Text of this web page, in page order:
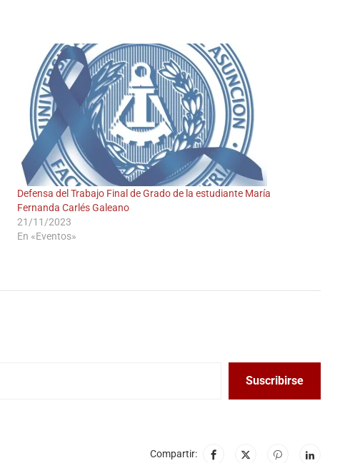
Defensa del Trabajo Final de Grado de la estudiante María
Fernanda Carlés Galeano
21/11/2023
En «Eventos»
Suscribirse
Compartir: